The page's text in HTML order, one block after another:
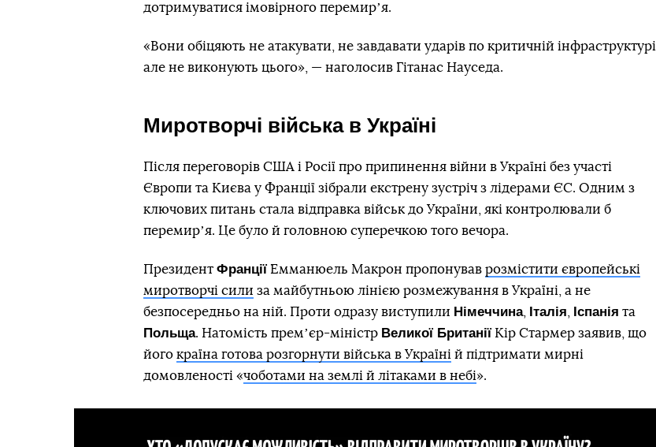
дотримуватися імовірного перемирʼя.
«Вони обіцяють не атакувати, не завдавати ударів по критичній інфраструктурі,
але не виконують цього», — наголосив Гітанас Науседа.
Миротворчі війська в Україні
Після переговорів США і Росії про припинення війни в Україні без участі
Європи та Києва у Франції зібрали екстрену зустріч з лідерами ЄС. Одним з
ключових питань стала відправка військ до України, які контролювали б
перемирʼя. Це було й головною суперечкою того вечора.
Президент Франції Емманюель Макрон пропонував розмістити європейські
миротворчі сили за майбутньою лінією розмежування в Україні, а не
безпосередньо на ній. Проти одразу виступили Німеччина, Італія Іспанія та
Польща. Натомість премʼєр-міністр Великої Британії Кір Стармер заявив, що
його країна готова розгорнути війська в Україні й підтримати мирні
домовленості «чоботами на землі й літаками в небі».